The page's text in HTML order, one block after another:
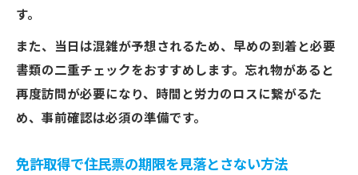
す。
また、当日は混雑が予想されるため、早めの到着と必要
書類の二重チェックをおすすめします。忘れ物があると
再度訪問が必要になり、時間と労力のロスに繋がるた
め、事前確認は必須の準備です。
免許取得で住民票の期限を見落とさない方法